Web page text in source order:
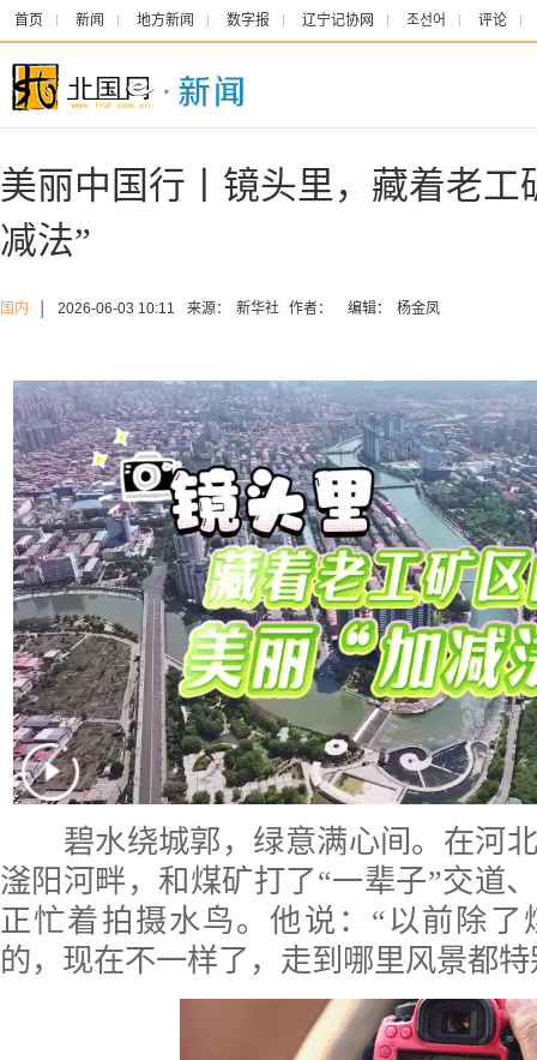
首页 新闻 地方新闻 数字报 辽宁记协网 조선어 评论
美丽中国行丨镜头里，藏着老工
减法”
国内 2026-06-03 10:11 来源： 新华社 作者： 编辑： 杨金凤
碧水绕城郭，绿意满心间。在河北
滏阳河畔，和煤矿打了“一辈子”交道
正忙着拍摄水鸟。他说：“以前除了
的，现在不一样了，走到哪里风景都特